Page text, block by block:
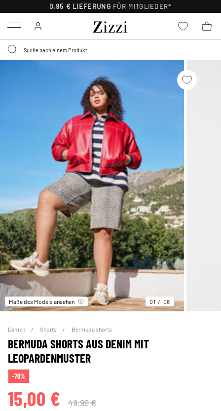
0,95 € LIEFERUNG FÜR MITGLIEDER*
Menu
Maße des Models ansehen 01 08
Damen Shorts Bermuda shorts
BERMUDA SHORTS AUS DENIM MIT
LEOPARDENMUSTER
-70%
15,00 € 49,99 €